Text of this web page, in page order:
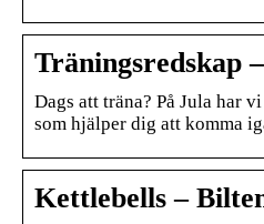
Träningsredskap
Dags att träna? På Jula har
som hjälper dig att komma
Kettlebells –